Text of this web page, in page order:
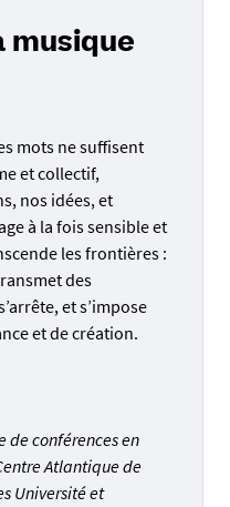
musique
mots ne suffisent
et collectif,
nos idées, et
à la fois sensible et
les frontières :
des
et s’impose
et de création.
de conférences en
Atlantique de
Université et